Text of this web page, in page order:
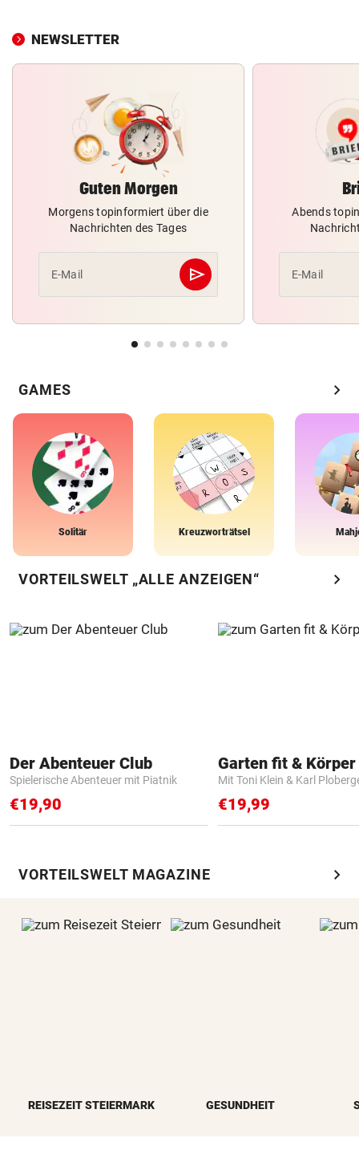
NEWSLETTER
Guten Morgen
Morgens topinformiert über die
Nachrichten des Tages
E-Mail send
Abschicken
Abends
E-Mail
GAMES chevron_right
Solitär Kreuzworträtsel
VORTEILSWELT „ALLE ANZEIGEN“ chevron_right
Der Abenteuer Club
Spielerische Abenteuer mit Piatnik
€19,90
Garten fit &
Mit Toni Klein & Karl
€19,99
VORTEILSWELT MAGAZINE chevron_right
REISEZEIT STEIERMARK GESUNDHEIT